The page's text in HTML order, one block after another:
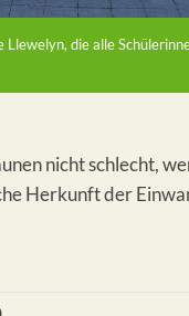
die alle
nicht schlecht,
Herkunft der